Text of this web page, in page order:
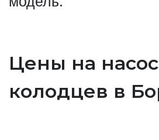
Цены на
колодцев в